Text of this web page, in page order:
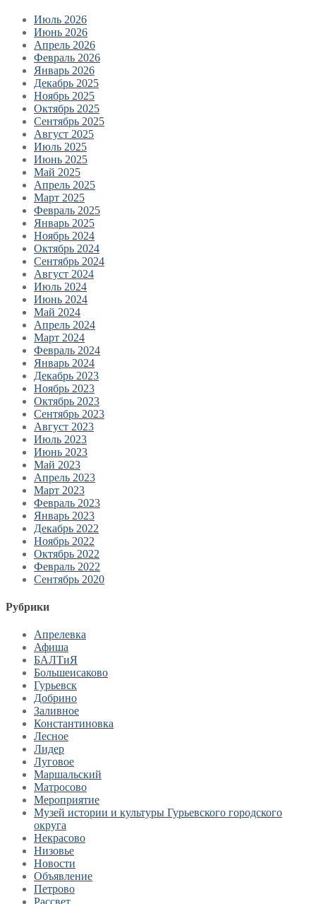
Июль 2026
Июнь 2026
Апрель 2026
Февраль 2026
Январь 2026
Декабрь 2025
Ноябрь 2025
Октябрь 2025
Сентябрь 2025
Август 2025
Июль 2025
Июнь 2025
Май 2025
Апрель 2025
Март 2025
Февраль 2025
Январь 2025
Ноябрь 2024
Октябрь 2024
Сентябрь 2024
Август 2024
Июль 2024
Июнь 2024
Май 2024
Апрель 2024
Март 2024
Февраль 2024
Январь 2024
Декабрь 2023
Ноябрь 2023
Октябрь 2023
Сентябрь 2023
Август 2023
Июль 2023
Июнь 2023
Май 2023
Апрель 2023
Март 2023
Февраль 2023
Январь 2023
Декабрь 2022
Ноябрь 2022
Октябрь 2022
Февраль 2022
Сентябрь 2020
Рубрики
Апрелевка
Афиша
БАЛТиЯ
Большеисаково
Гурьевск
Добрино
Заливное
Константиновка
Лесное
Лидер
Луговое
Маршальский
Матросово
Мероприятие
Музей истории и культуры Гурьевского городского
округа
Некрасово
Низовье
Новости
Объявление
Петрово